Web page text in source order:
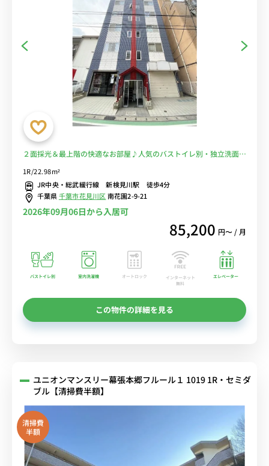
２面採光＆最上階の快適なお部屋♪人気のバストイレ別・独立洗面所
すすめ♪JR総武線「新検見川」より徒歩4分/JR・京成線の2路線利
用可能/秋葉原や新宿まで直通アクセス■選べるWi-Fi格安レンタル
中！
1R/22.98m²
JR中央・総武緩行線 新検見川駅 徒歩4分
千葉県千葉市花見川区南花園2-9-21
2026年09月06日から入居可
85,200 円〜 / 月
バストイレ別 室内洗濯機 オートロック
インターネット
無料
エレベーター
この物件の詳細を見る
ユニオンマンスリー幕張本郷フルール１ 1019 1R・セミダ
ブル【清掃費半額】
清掃費
半額